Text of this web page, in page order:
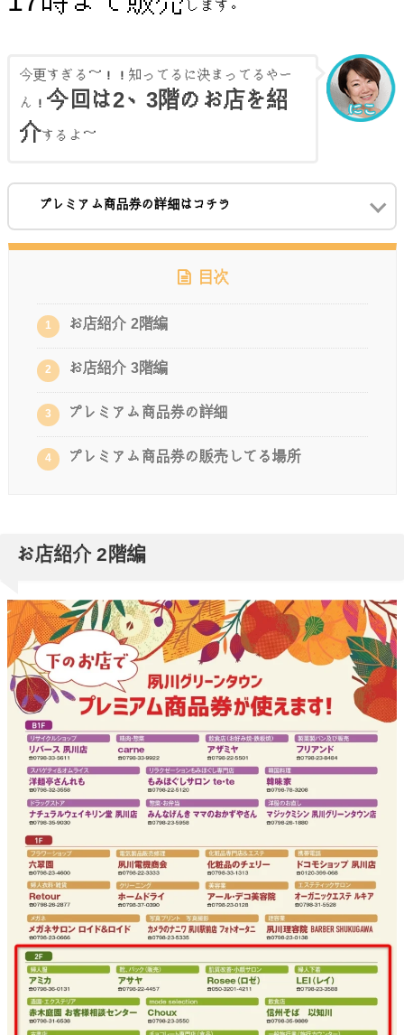
します。
今更すぎる～！！知ってるに決まってるやー
ん！今回は2、3階のお店を紹
介するよ～
プレミアム商品券の詳細はコチラ
目次
1 お店紹介 2階編
2 お店紹介 3階編
3 プレミアム商品券の詳細
4 プレミアム商品券の販売してる場所
お店紹介 2階編